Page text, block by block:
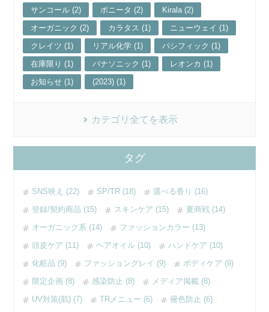
サンコール (2)
ボニータ (2)
Kirala (2)
オーガニック (2)
カラタス (1)
ニューウェイ (1)
クレイツ (1)
リアル化学 (1)
パシフィック (1)
在庫限り (1)
パナソニック (1)
レオンカ (1)
お知らせ (1)
(2023) (1)
カテゴリ全てを表示
タグ
SNS映え (22) SP/TR (18)
選べる香り (16)
登録/契約商品 (15)
スキンケア (15)
夏商戦 (14)
オーガニック系 (14)
ファッションカラー (13)
頭皮ケア (11)
ヘアオイル (10)
ハンドケア (10)
化粧品 (9)
ファッショングレイ (9)
ボディケア (9)
限定企画 (8)
感染防止 (8)
メディア掲載 (8)
UV対策(肌) (7)
TRメニュー (6)
褪色防止 (6)